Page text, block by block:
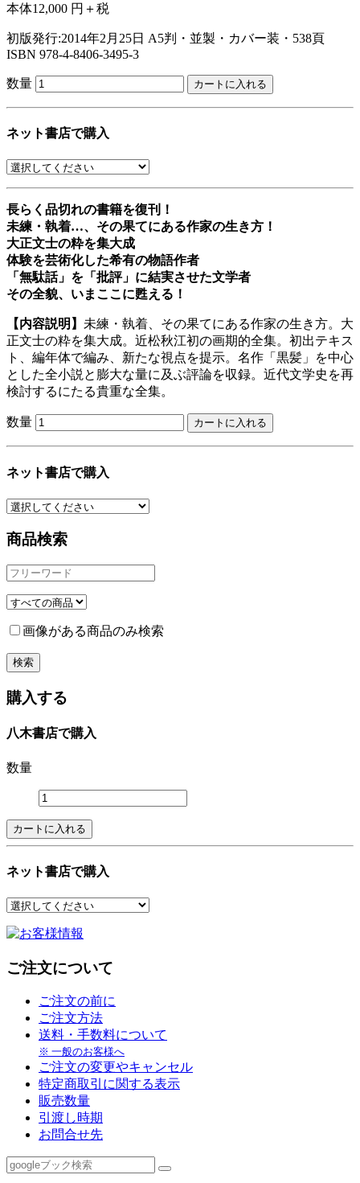
本体12,000 円＋税
初版発行:2014年2月25日 A5判・並製・カバー装・538頁
ISBN 978-4-8406-3495-3
数量
ネット書店で購入
長らく品切れの書籍を復刊！
未練・執着…、その果てにある作家の生き方！
大正文士の粋を集大成
体験を芸術化した希有の物語作者
「無駄話」を「批評」に結実させた文学者
その全貌、いまここに甦える！
【内容説明】 未練・執着、その果てにある作家の生き方。大
正文士の粋を集大成。近松秋江初の画期的全集。初出テキス
ト、編年体で編み、新たな視点を提示。名作「黒髪」を中心
とした全小説と膨大な量に及ぶ評論を収録。近代文学史を再
検討するにたる貴重な全集。
数量
ネット書店で購入
商品検索
画像がある商品のみ検索
購入する
八木書店で購入
数量
ネット書店で購入
ご注文について
ご注文の前に
ご注文方法
送料・手数料について
※ 一般のお客様へ
ご注文の変更やキャンセル
特定商取引に関する表示
販売数量
引渡し時期
お問合せ先